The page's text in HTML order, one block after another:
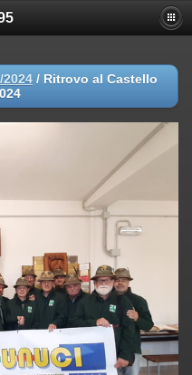
/ Ritrovo al Castello